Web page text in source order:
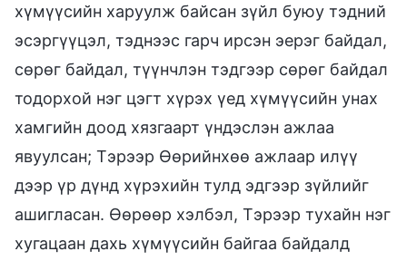
хүмүүсийн харуулж байсан зүйл буюу тэдний
эсэргүүцэл, тэднээс гарч ирсэн эерэг байдал,
сөрөг байдал, түүнчлэн тэдгээр сөрөг байдал
тодорхой нэг цэгт хүрэх үед хүмүүсийн унах
хамгийн доод хязгаарт үндэслэн ажлаа
явуулсан; Тэрээр Өөрийнхөө ажлаар илүү
дээр үр дүнд хүрэхийн тулд эдгээр зүйлийг
ашигласан. Өөрөөр хэлбэл, Тэрээр тухайн нэг
хугацаан дахь хүмүүсийн байгаа байдалд